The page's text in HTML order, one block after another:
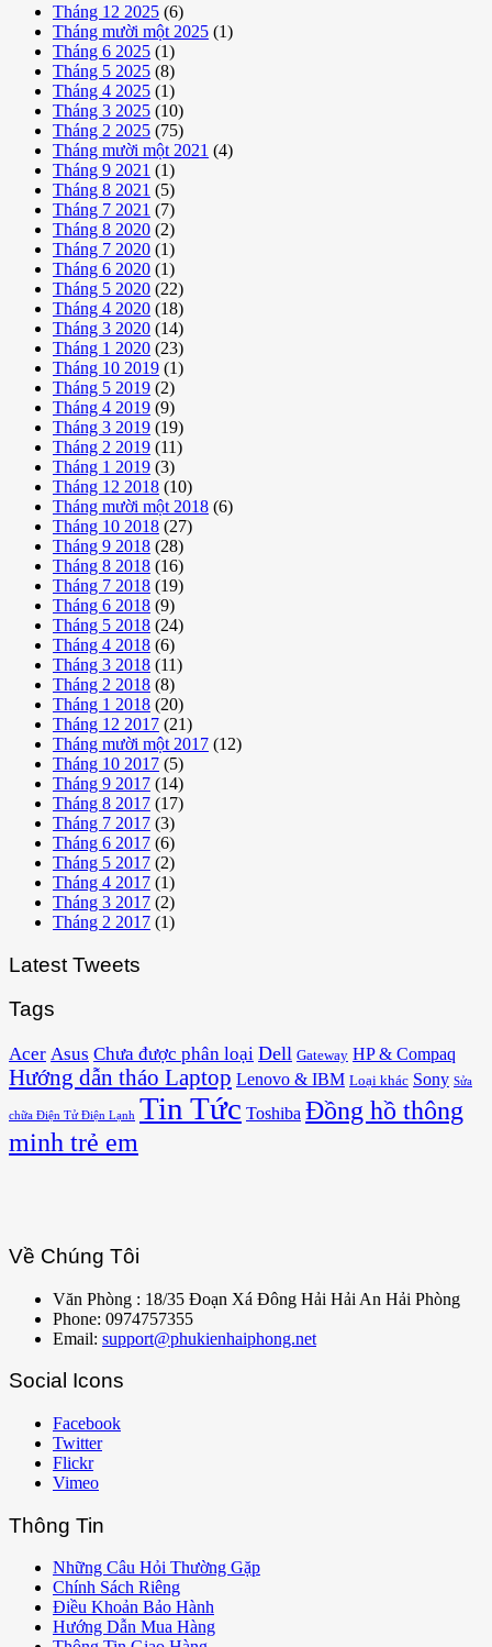
Tháng 12 2025 (6)
Tháng mười một 2025 (1)
Tháng 6 2025 (1)
Tháng 5 2025 (8)
Tháng 4 2025 (1)
Tháng 3 2025 (10)
Tháng 2 2025 (75)
Tháng mười một 2021 (4)
Tháng 9 2021 (1)
Tháng 8 2021 (5)
Tháng 7 2021 (7)
Tháng 8 2020 (2)
Tháng 7 2020 (1)
Tháng 6 2020 (1)
Tháng 5 2020 (22)
Tháng 4 2020 (18)
Tháng 3 2020 (14)
Tháng 1 2020 (23)
Tháng 10 2019 (1)
Tháng 5 2019 (2)
Tháng 4 2019 (9)
Tháng 3 2019 (19)
Tháng 2 2019 (11)
Tháng 1 2019 (3)
Tháng 12 2018 (10)
Tháng mười một 2018 (6)
Tháng 10 2018 (27)
Tháng 9 2018 (28)
Tháng 8 2018 (16)
Tháng 7 2018 (19)
Tháng 6 2018 (9)
Tháng 5 2018 (24)
Tháng 4 2018 (6)
Tháng 3 2018 (11)
Tháng 2 2018 (8)
Tháng 1 2018 (20)
Tháng 12 2017 (21)
Tháng mười một 2017 (12)
Tháng 10 2017 (5)
Tháng 9 2017 (14)
Tháng 8 2017 (17)
Tháng 7 2017 (3)
Tháng 6 2017 (6)
Tháng 5 2017 (2)
Tháng 4 2017 (1)
Tháng 3 2017 (2)
Tháng 2 2017 (1)
Latest Tweets
Tags
Acer Asus Chưa được phân loại Dell Gateway HP & Compaq
Hướng dẫn tháo Laptop Lenovo & IBM Loại khác Sony Sửa
chữa Điện Tử Điện Lạnh Tin Tức Toshiba Đồng hồ thông
minh trẻ em
Về Chúng Tôi
Văn Phòng : 18/35 Đoạn Xá Đông Hải Hải An Hải Phòng
Phone: 0974757355
Email: support@phukienhaiphong.net
Social Icons
Facebook
Twitter
Flickr
Vimeo
Thông Tin
Những Câu Hỏi Thường Gặp
Chính Sách Riêng
Điều Khoản Bảo Hành
Hướng Dẫn Mua Hàng